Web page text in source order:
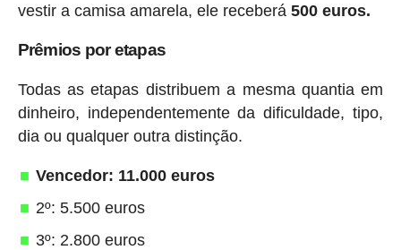
vestir a camisa amarela, ele receberá 500 euros.
Prêmios por etapas
Todas as etapas distribuem a mesma quantia em
dinheiro, independentemente da dificuldade, tipo,
dia ou qualquer outra distinção.
Vencedor: 11.000 euros
2º: 5.500 euros
3º: 2.800 euros